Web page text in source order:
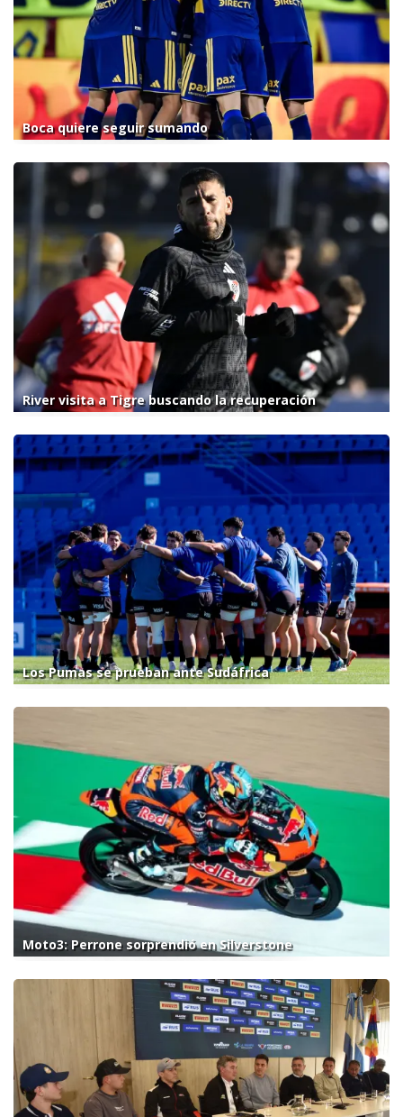
Boca quiere seguir sumando
River visita a Tigre buscando la recuperación
Los Pumas se prueban ante Sudáfrica
Moto3: Perrone sorprendió en Silverstone